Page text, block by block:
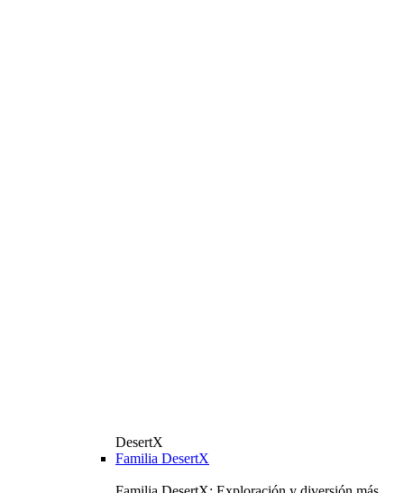
DesertX
Familia DesertX